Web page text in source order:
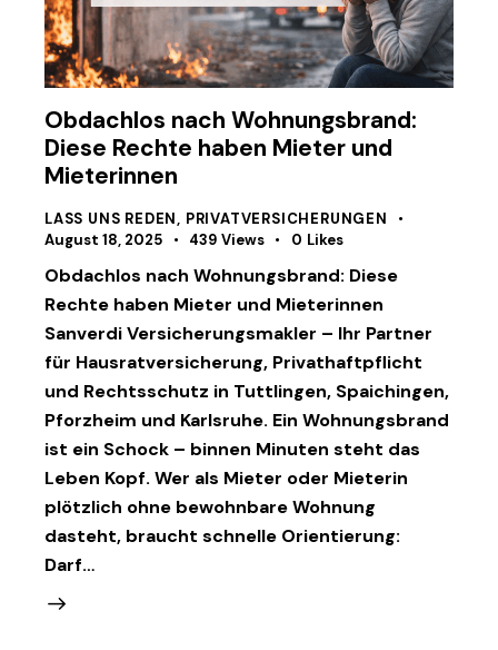
Obdachlos nach Wohnungsbrand:
Diese Rechte haben Mieter und
Mieterinnen
LASS UNS REDEN, PRIVATVERSICHERUNGEN
August 18, 2025
439 Views 0 Likes
Obdachlos nach Wohnungsbrand: Diese
Rechte haben Mieter und Mieterinnen
Sanverdi Versicherungsmakler – Ihr Partner
für Hausratversicherung, Privathaftpflicht
und Rechtsschutz in Tuttlingen, Spaichingen,
Pforzheim und Karlsruhe. Ein Wohnungsbrand
ist ein Schock – binnen Minuten steht das
Leben Kopf. Wer als Mieter oder Mieterin
plötzlich ohne bewohnbare Wohnung
dasteht, braucht schnelle Orientierung:
Darf…